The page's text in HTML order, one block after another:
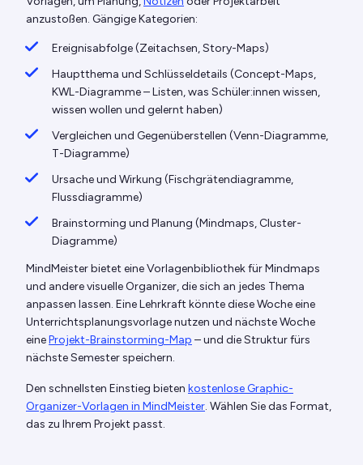
anzustoßen. Gängige Kategorien:
Ereignisabfolge (Zeitachsen, Story-Maps)
Hauptthema und Schlüsseldetails (Concept-Maps,
KWL-Diagramme – Listen, was Schüler:innen wissen,
wissen wollen und gelernt haben)
Vergleichen und Gegenüberstellen (Venn-Diagramme,
T-Diagramme)
Ursache und Wirkung (Fischgrätendiagramme,
Flussdiagramme)
Brainstorming und Planung (Mindmaps, Cluster-
Diagramme)
MindMeister bietet eine Vorlagenbibliothek für Mindmaps
und andere visuelle Organizer, die sich an jedes Thema
anpassen lassen. Eine Lehrkraft könnte diese Woche eine
Unterrichtsplanungsvorlage nutzen und nächste Woche
eineProjekt-Brainstorming-Map – und die Struktur fürs
nächste Semester speichern.
Den schnellsten Einstieg bieten kostenlose Graphic-
Organizer-Vorlagen in MindMeister. Wählen Sie das Format,
das zu Ihrem Projekt passt.